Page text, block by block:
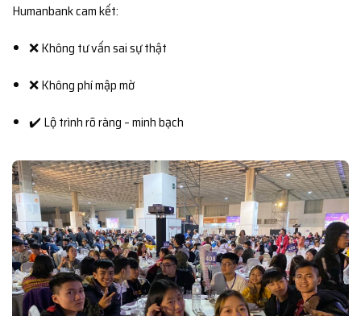
Humanbank cam kết:
❌ Không tư vấn sai sự thật
❌ Không phí mập mờ
✔️ Lộ trình rõ ràng – minh bạch